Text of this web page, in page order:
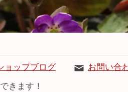
ョップブログ お問い合
きます！